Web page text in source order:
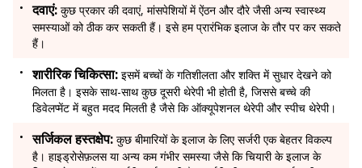
दवाएं: कुछ प्रकार की दवाएं, मांसपेशियों में ऐंठन और दौरे जैसी अन्य स्वास्थ्य
समस्याओं को ठीक कर सकती हैं। इसे हम प्रारंभिक इलाज के तौर पर कर सकते
हैं।
शारीरिक चिकित्सा: इसमें बच्चों के गतिशीलता और शक्ति में सुधार देखने को
मिलता है। इसके साथ-साथ कुछ दूसरी थेरेपी भी होती है, जिससे बच्चे की
डिवेलप्मेंट में बहुत मदद मिलती है जैसे कि ऑक्यूपेशनल थेरेपी और स्पीच थेरेपी।
सर्जिकल हस्तक्षेप: कुछ बीमारियों के इलाज के लिए सर्जरी एक बेहतर विकल्प
है। हाइड्रोसेफ़लस या अन्य कम गंभीर समस्या जैसे कि चियारी के इलाज के